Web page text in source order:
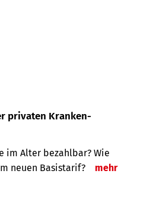
privaten Kranken­
im Alter bezahlbar? Wie
neuen Basistarif?
mehr